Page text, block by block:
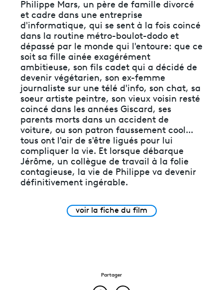
Philippe Mars, un père de famille divorcé
et cadre dans une entreprise
d'informatique, qui se sent à la fois coincé
dans la routine métro-boulot-dodo et
dépassé par le monde qui l'entoure: que ce
soit sa fille ainée exagérément
ambitieuse, son fils cadet qui a décidé de
devenir végétarien, son ex-femme
journaliste sur une télé d'info, son chat, sa
soeur artiste peintre, son vieux voisin resté
coincé dans les années Giscard, ses
parents morts dans un accident de
voiture, ou son patron faussement cool...
tous ont l'air de s'être ligués pour lui
compliquer la vie. Et lorsque débarque
Jérôme, un collègue de travail à la folie
contagieuse, la vie de Philippe va devenir
définitivement ingérable.
voir la fiche du film
Partager